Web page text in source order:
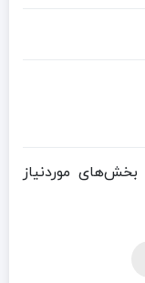
بخش‌های موردنیاز